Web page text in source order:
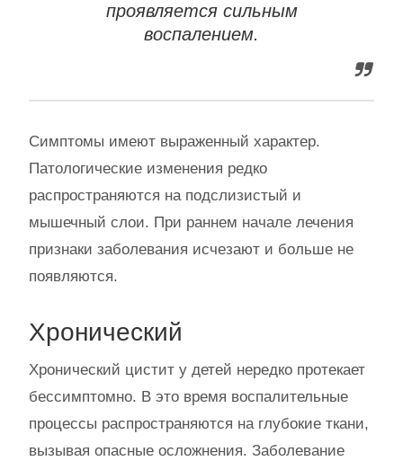
проявляется сильным
воспалением.
Симптомы имеют выраженный характер.
Патологические изменения редко
распространяются на подслизистый и
мышечный слои. При раннем начале лечения
признаки заболевания исчезают и больше не
появляются.
Хронический
Хронический цистит у детей нередко протекает
бессимптомно. В это время воспалительные
процессы распространяются на глубокие ткани,
вызывая опасные осложнения. Заболевание